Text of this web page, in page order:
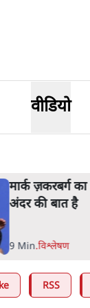
वीडियो
मार्क ज़करबर्ग
अंदर की बात है
9 Min.विश्लेषण
RSS